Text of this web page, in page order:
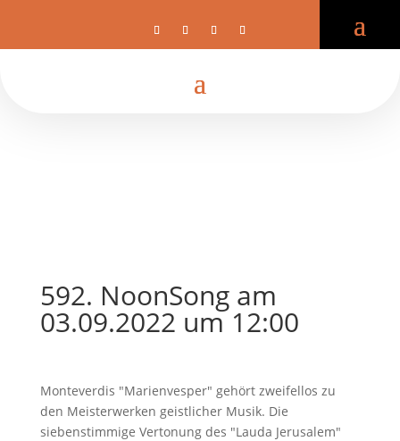
592. NoonSong am
03.09.2022 um 12:00
Monteverdis "Marienvesper" gehört zweifellos zu
den Meisterwerken geistlicher Musik. Die
siebenstimmige Vertonung des "Lauda Jerusalem"